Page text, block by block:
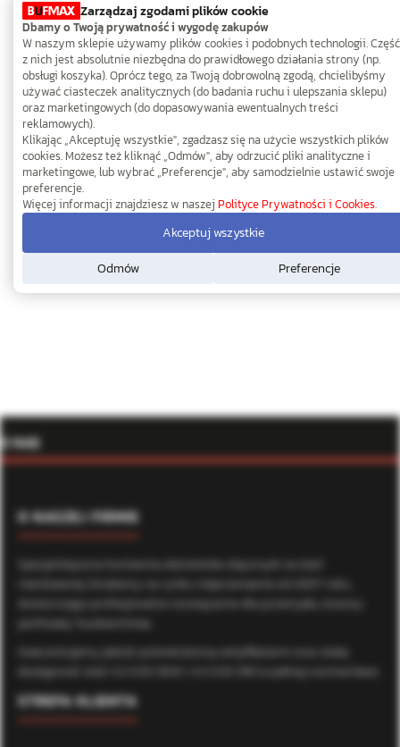
O NAS
O NASZEJ FIRMIE
Specjalistyczna hurtownia elementów złącznych ze stali
nierdzewnej. Działamy na rynku nieprzerwanie od 2007 roku,
dostarczając profesjonalne rozwiązania dla przemysłu, branży
jachtowej i budownictwa.
Gwarantujemy jakość potwierdzoną certyfikatami oraz stałą
dostępność stali A2 (AISI 304) i A4 (AISI 316) w pełnej rozmiarówce.
STREFA KLIENTA
Zarządzaj zgodami plików cookie
Dbamy o Twoją prywatność i wygodę zakupów
W naszym sklepie używamy plików cookies i podobnych technologii. Część
z nich jest absolutnie niezbędna do prawidłowego działania strony (np.
obsługi koszyka). Oprócz tego, za Twoją dobrowolną zgodą, chcielibyśmy
używać ciasteczek analitycznych (do badania ruchu i ulepszania sklepu)
oraz marketingowych (do dopasowywania ewentualnych treści
reklamowych).
Klikając „Akceptuję wszystkie", zgadzasz się na użycie wszystkich plików
cookies. Możesz też kliknąć „Odmów", aby odrzucić pliki analityczne i
marketingowe, lub wybrać „Preferencje", aby samodzielnie ustawić swoje
preferencje.
Więcej informacji znajdziesz w naszej Polityce Prywatności i Cookies.
Odmów Preferencje
Akceptuj wszystkie